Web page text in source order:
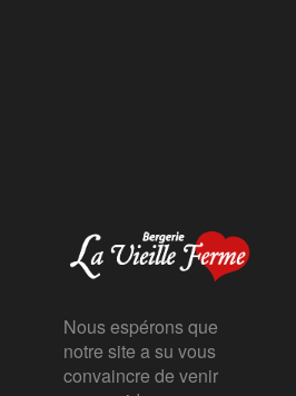
Nous espérons que
notre site a su vous
convaincre de venir